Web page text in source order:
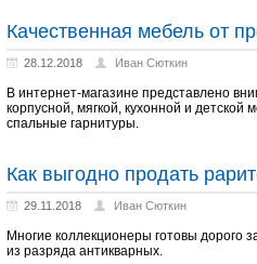
Качественная мебель от
28.12.2018 Иван Сюткин
В интернет-магазине представлено
корпусной, мягкой, кухонной и
спальные гарнитуры.
Как выгодно продать
29.11.2018 Иван Сюткин
Многие коллекционеры готовы дорого
из разряда антикварных.